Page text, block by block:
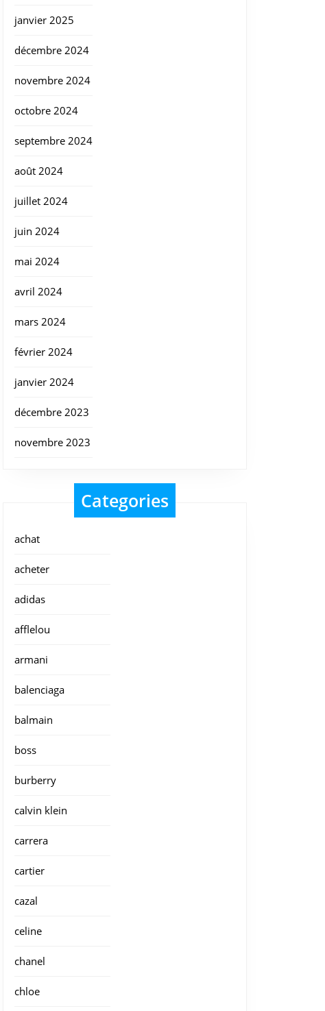
janvier 2025
décembre 2024
novembre 2024
octobre 2024
septembre 2024
août 2024
juillet 2024
juin 2024
mai 2024
avril 2024
mars 2024
février 2024
janvier 2024
décembre 2023
novembre 2023
Categories
achat
acheter
adidas
afflelou
armani
balenciaga
balmain
boss
burberry
calvin klein
carrera
cartier
cazal
celine
chanel
chloe